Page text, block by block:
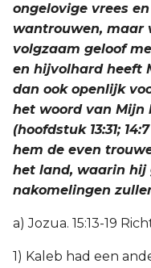
ongelovige vrees
wantrouwen, maar
volgzaam geloof
en hijvolhard heeft
dan ook openlijk
het woord van Mijn
(hoofdstuk 13:31;
hem de even
het land, waarin hij
nakomelingen
a) Jozua. 15:13-19
1) Kaleb had een